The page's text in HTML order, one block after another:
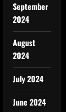
September
2024
August
2024
July 2024
June 2024